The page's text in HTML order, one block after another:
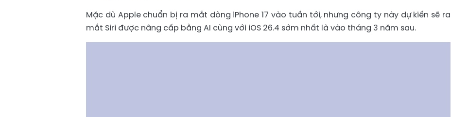
Mặc dù Apple chuẩn bị ra mắt dòng iPhone 17 vào tuần tới, nhưng công ty này dự kiến ​​sẽ ra
mắt Siri được nâng cấp bằng AI cùng với iOS 26.4 sớm nhất là vào tháng 3 năm sau.